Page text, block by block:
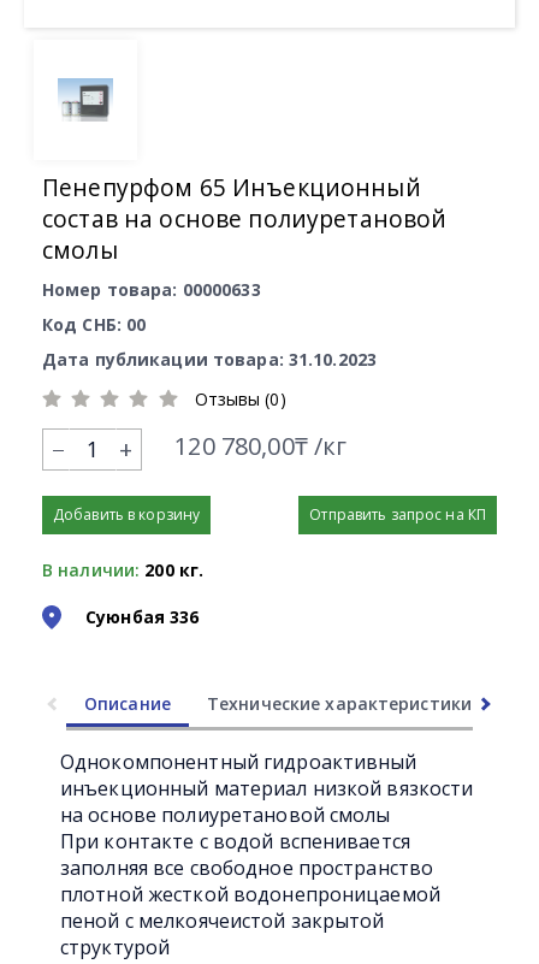
Пенепурфом 65 Инъекционный
состав на основе полиуретановой
смолы
Номер товара: 00000633
Код СНБ: 00
Дата публикации товара: 31.10.2023
Отзывы (0)
+ 120 780,00₸ /кг
Добавить в корзину Отправить запрос на КП
В наличии: 200 кг.
Суюнбая 336
Описание Технические характеристики
Однокомпонентный гидроактивный
инъекционный материал низкой вязкости
на основе полиуретановой смолы
При контакте с водой вспенивается
заполняя все свободное пространство
плотной жесткой водонепроницаемой
пеной с мелкоячеистой закрытой
структурой